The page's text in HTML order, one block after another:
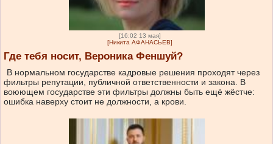
[16:02 13 мая]
[Никита АФАНАСЬЕВ]
Где тебя носит, Вероника Феншуй?
В нормальном государстве кадровые решения проходят через
фильтры репутации, публичной ответственности и закона. В
воюющем государстве эти фильтры должны быть ещё жёстче:
ошибка наверху стоит не должности, а крови.